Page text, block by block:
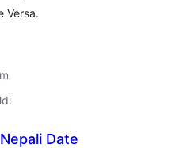
Versa.
Date